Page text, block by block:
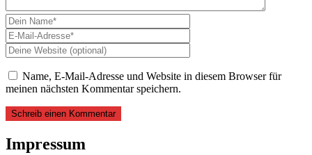
Name, E-Mail-Adresse und Website in diesem Browser für
meinen nächsten Kommentar speichern.
Impressum